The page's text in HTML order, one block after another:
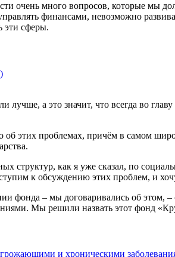
очень много вопросов, которые мы
финансами, невозможно
эти сферы.
а это значит, что всегда во
этих проблемах, причём в самом
структур, как я уже сказал, по
к обсуждению этих проблем, и
фонда – мы договаривались об
Мы решили назвать этот фонд
и хроническими